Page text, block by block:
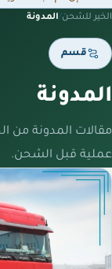
الخير للشحن/المدونة
قسم
المدونة
مقالات المدونة من
عملية قبل الشحن.